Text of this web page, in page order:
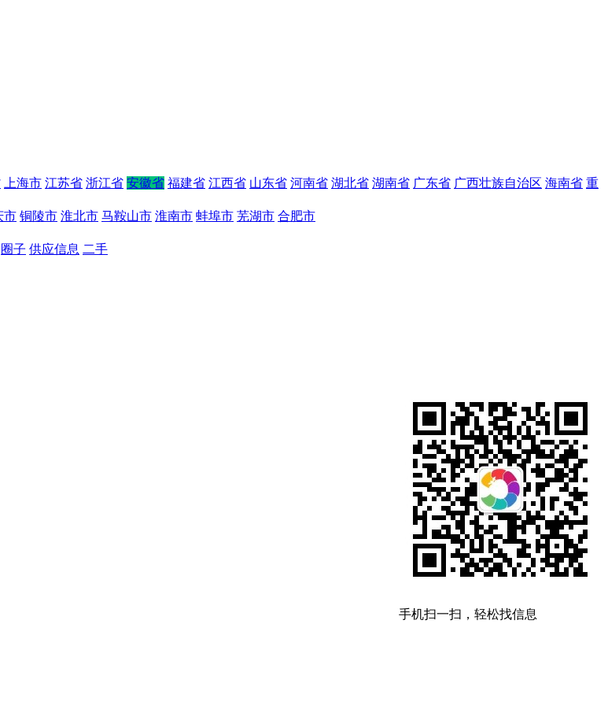
上海市 江苏省 浙江省 安徽省 福建省 江西省 山东省 河南省 湖北省 湖南省 广东省 广西壮族自治区 海南省 重
市 铜陵市 淮北市 马鞍山市 淮南市 蚌埠市 芜湖市 合肥市
圈子 供应信息 二手
手机扫一扫，轻松找信息